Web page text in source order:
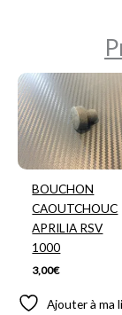
BOUCHON
CAOUTCHOUC
APRILIA RSV
1000
3,00€
Ajouter à ma